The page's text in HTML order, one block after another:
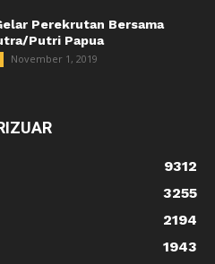
Perekrutan Bersama
Putri Papua
November 1, 2019
9312
3255
2194
1943